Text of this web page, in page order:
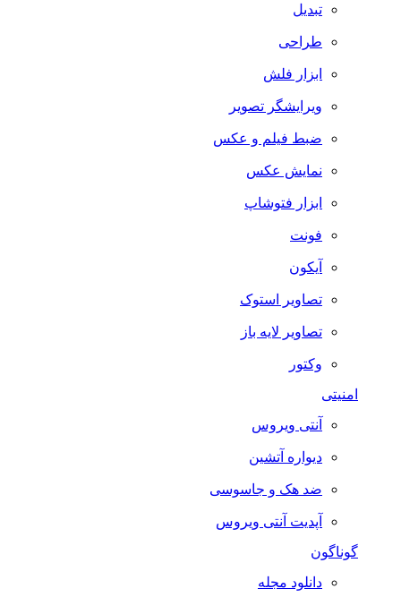
تبدیل
طراحی
ابزار فلش
ویرایشگر تصویر
ضبط فيلم و عكس
نمایش عکس
ابزار فتوشاپ
فونت
آیکون
تصاویر استوک
تصاویر لایه باز
وکتور
امنیتی
آنتی ویروس
دیواره آتشین
ضد هک و جاسوسی
آپدیت آنتی ویروس
گوناگون
دانلود مجله